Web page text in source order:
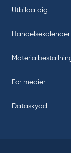
Utbilda dig
Händelsekalender
För medier
Dataskydd